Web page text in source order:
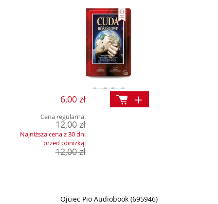
6,00 zł
Cena regularna:
12,00 zł
Najniższa cena z 30 dni
przed obniżką:
12,00 zł
Ojciec Pio Audiobook (695946)